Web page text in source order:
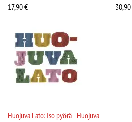
17,90€
30,90
Huojuva Lato: Iso pyörä - Huojuva